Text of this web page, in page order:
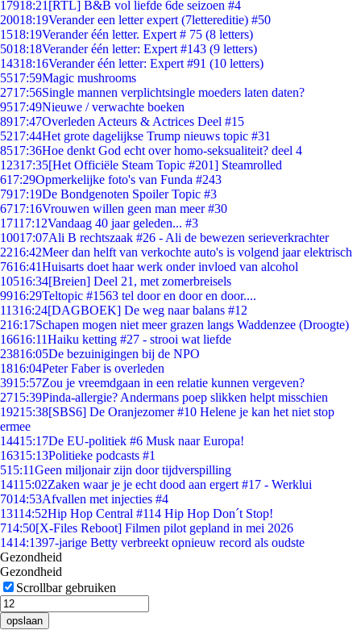
17918:21 [RTL] B&B vol liefde 6de seizoen #4
20018:19Verander een letter expert (7lettereditie) #50
1518:19Verander één letter. Expert # 75 (8 letters)
5018:18Verander één letter: Expert #143 (9 letters)
14318:16Verander één letter: Expert #91 (10 letters)
5517:59Magic mushrooms
2717:56Single mannen verplichtsingle moeders laten daten?
9517:49Nieuwe / verwachte boeken
8917:47Overleden Acteurs & Actrices Deel #15
5217:44Het grote dagelijkse Trump nieuws topic #31
8517:36Hoe denkt God echt over homo-seksualiteit? deel 4
12317:35[Het Officiële Steam Topic #201] Steamrolled
617:29Opmerkelijke foto's van Funda #243
7917:19De Bondgenoten Spoiler Topic #3
6717:16Vrouwen willen geen man meer #30
17117:12Vandaag 40 jaar geleden... #3
10017:07Ali B rechtszaak #26 - Ali de bewezen serieverkrachter
2216:42Meer dan helft van verkochte auto's is volgend jaar elektrisch
7616:41Huisarts doet haar werk onder invloed van alcohol
10516:34[Breien] Deel 21, met zomerbreisels
9916:29Teltopic #1563 tel door en door en door....
11316:24[DAGBOEK] De weg naar balans #12
216:17Schapen mogen niet meer grazen langs Waddenzee (Droogte)
16616:11Haiku ketting #27 - strooi wat liefde
23816:05De bezuinigingen bij de NPO
1816:04Peter Faber is overleden
3915:57Zou je vreemdgaan in een relatie kunnen vergeven?
2715:39Pinda-allergie? Andermans poep slikken helpt misschien
19215:38[SBS6] De Oranjezomer #10 Helene je kan het niet stop
ermee
14415:17De EU-politiek #6 Musk naar Europa!
16315:13Politieke podcasts #1
515:11Geen miljonair zijn door tijdverspilling
14115:02Zaken waar je je echt dood aan ergert #17 - Werklui
7014:53Afvallen met injecties #4
13114:52Hip Hop Central #114 Hip Hop Don´t Stop!
714:50[X-Files Reboot] Filmen pilot gepland in mei 2026
1414:1397-jarige Betty verbreekt opnieuw record als oudste
Gezondheid
Gezondheid
Scrollbar gebruiken
opslaan